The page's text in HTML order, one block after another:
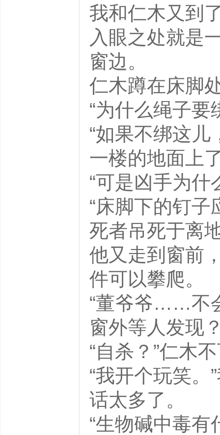
我和仁木又到
入眼之处就是
窗边。
仁木蹲在床脚
“为什么绳子要
“如果不绑这
一楼的地面上
“可是凶手为什
“床脚下的钉
死者吊死于离
他又走到窗前
件可以攀爬。
“董爷爷……不
窗外等人发现
“自杀？”仁木
“我开个玩笑。
话太多了。
“生物碱中毒有